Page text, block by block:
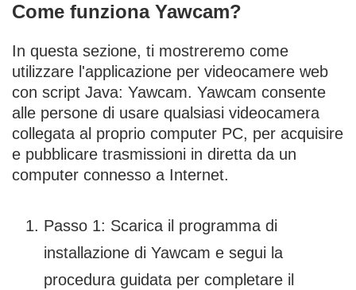
Come funziona Yawcam?
In questa sezione, ti mostreremo come
utilizzare l'applicazione per videocamere web
con script Java: Yawcam. Yawcam consente
alle persone di usare qualsiasi videocamera
collegata al proprio computer PC, per acquisire
e pubblicare trasmissioni in diretta da un
computer connesso a Internet.
Passo 1: Scarica il programma di
installazione di Yawcam e segui la
procedura guidata per completare il